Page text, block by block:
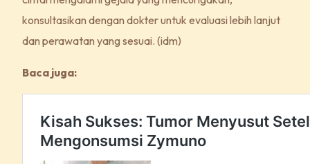
konsultasikan dengan dokter untuk evaluasi lebih lanjut
dan perawatan yang sesuai. (idm)
Baca juga: